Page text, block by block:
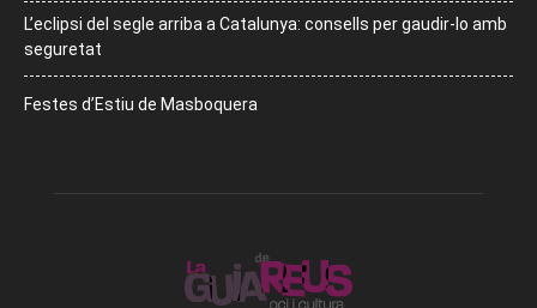
L’eclipsi del segle arriba a Catalunya: consells per gaudir-lo amb
seguretat
Festes d’Estiu de Masboquera